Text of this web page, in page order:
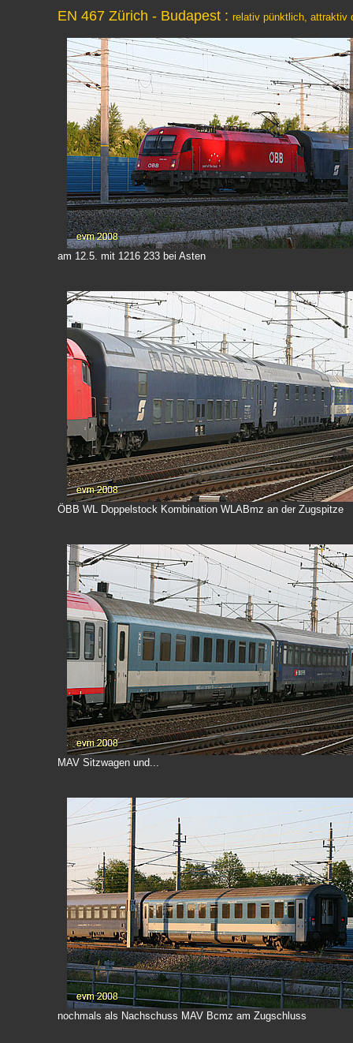
EN 467 Zürich - Budapest : relativ pünktlich, attraktiv
am 12.5. mit 1216 233 bei Asten
ÖBB WL Doppelstock Kombination WLABmz an der Zugspitze
MAV Sitzwagen und...
nochmals als Nachschuss MAV Bcmz am Zugschluss